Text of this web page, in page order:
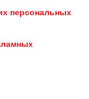
персональных